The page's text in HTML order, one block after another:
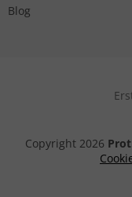
Blog
Copyright 2026